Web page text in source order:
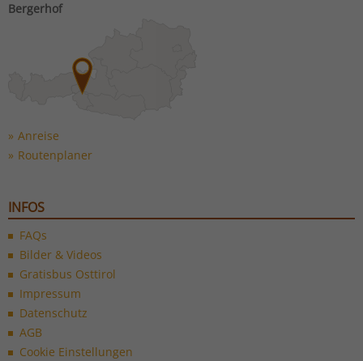
Bergerhof
Anreise
Routenplaner
INFOS
FAQs
Bilder & Videos
Gratisbus Osttirol
Impressum
Datenschutz
AGB
Cookie Einstellungen